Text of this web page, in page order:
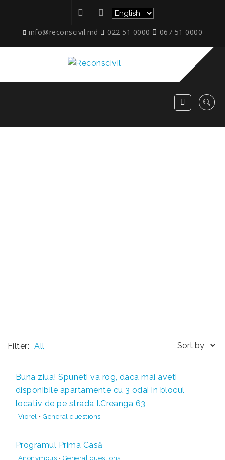
info@reconscivil.md 022 51 0000 067 51 0000
Filter: All
Buna ziua! Spuneti va rog, daca mai aveti
disponibile apartamente cu 3 odai in blocul
locativ de pe strada I.Creanga 63
Viorel •General questions
Programul Prima Casă
Anonymous • General questions